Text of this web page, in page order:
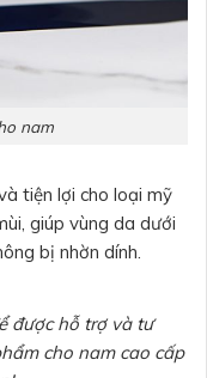
nam
tiện lợi cho loại mỹ
giúp vùng da dưới
bị nhờn dính.
được hỗ trợ và tư
cho nam cao cấp